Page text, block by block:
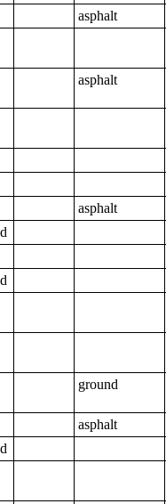
asphalt
asphalt
asphalt
ground
asphalt